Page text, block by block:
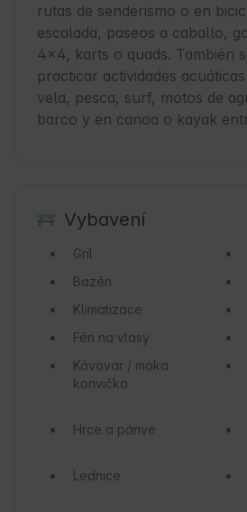
rutas de senderismo o en
escalada, paseos a caballo,
4x4, karts o quads. También
practicar actividades
vela, pesca, surf, motos de
barco y en canoa o kayak
Vybavení
Gril
Bazén
Klimatizace
Fén na vlasy
Kávovar / moka
konvička
Hrce a pánve
Lednice